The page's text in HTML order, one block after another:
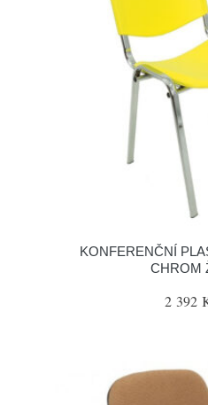
KONFERENČNÍ
CHROM
2 392